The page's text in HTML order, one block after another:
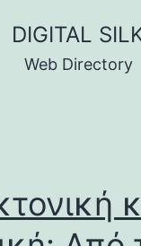
DIGITAL
Web Directory